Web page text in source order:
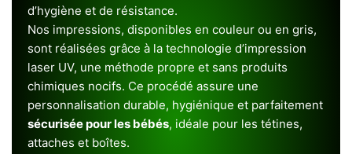
d’hygiène et de résistance.
Nos impressions, disponibles en couleur ou en gris,
sont réalisées grâce à la technologie d’impression
laser UV, une méthode propre et sans produits
chimiques nocifs. Ce procédé assure une
personnalisation durable, hygiénique et parfaitement
sécurisée pour les bébés, idéale pour les tétines,
attaches et boîtes.